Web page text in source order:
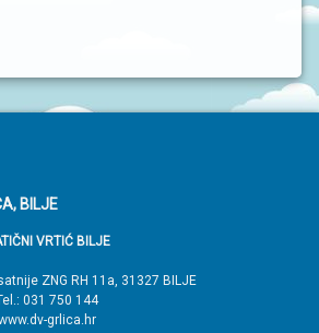
BILJE
VRTIĆ BILJE
ZNG RH 11a, 31327 BILJE
031 750 144
grlica.hr